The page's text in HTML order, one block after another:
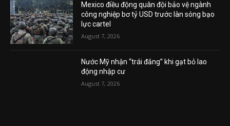
Mexico điều động quân đội bảo vệ ngành
công nghiệp bơ tỷ USD trước làn sóng bạo
lực cartel
August 7, 2026
Nước Mỹ nhận “trái đắng” khi gạt bỏ lao
động nhập cư
August 7, 2026